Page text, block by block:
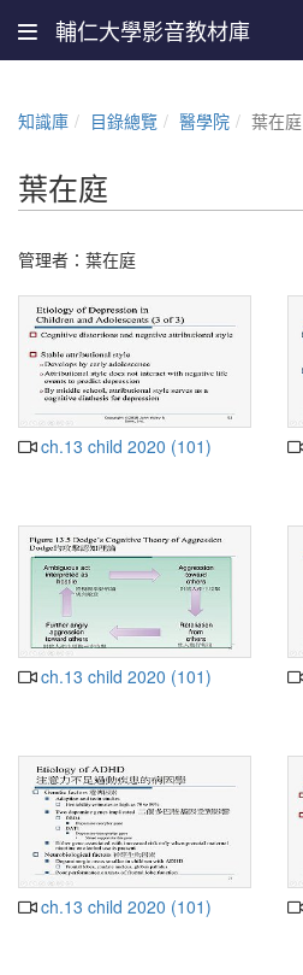
輔仁大學影音教材庫
知識庫 目錄總覽 醫學院 葉在庭
葉在庭
管理者： 葉在庭
ch.13 child 2020 (101)
ch.13 child 2020 (101)
ch.13 child 2020 (101)